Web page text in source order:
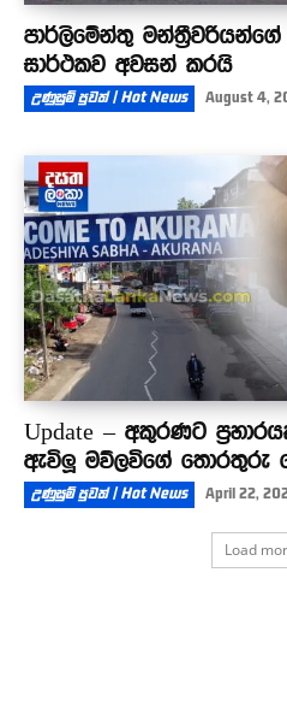
පාර්ලිමේන්තු
සාර්ථකව අවසන් කරයි
උණුසුම් පුවත් | Hot News August 4,
Update – අකුරණට
ඇවිලූ මව්ලවිගේ තොරතුරු
උණුසුම් පුවත් | Hot News April 22,
Load